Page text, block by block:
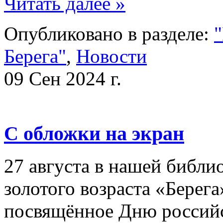
Опубликовано в разделе:
Берега", Новости
09 Сен 2024 г.
С обложки на экран
27 августа в нашей
золотого возраста
посвящённое Дню